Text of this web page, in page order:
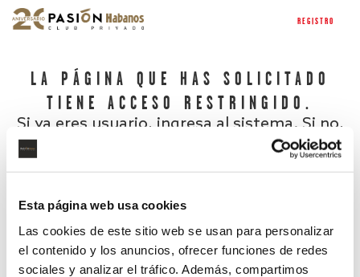
Esta página web usa cookies
Las cookies de este sitio web se usan para personalizar
el contenido y los anuncios, ofrecer funciones de redes
sociales y analizar el tráfico. Además, compartimos
REGISTRO
LA PÁGINA QUE HAS SOLICITADO
TIENE ACCESO RESTRINGIDO.
Si ya eres usuario, ingresa al sistema. Si no,